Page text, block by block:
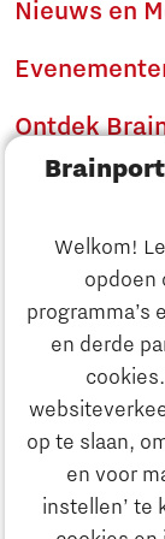
Welkom!
opdoen
programma’s
en derde
op te slaan,
en voor
instellen’ te
Ontdek
Innovatie
Nieuws en
Ontdek
Innovatie
Ondernemen
Onderwijs
Strategie &
Zoeken
Contact